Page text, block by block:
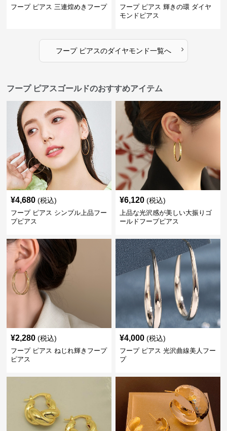
フープ ピアス 三連煌めきフープ
フープ ピアス 輝きの環 ダイヤ
モンドピアス
フープ ピアスのダイヤモンド一覧へ ›
フープ ピアスゴールドのおすすめアイテム
¥4,680 (税込)
フープ ピアス シンプル上品フー
プピアス
¥6,120 (税込)
上品な光沢感が美しい大振りゴ
ールドフープピアス
¥2,280 (税込)
フープ ピアス ねじれ輝きフープ
ピアス
¥4,000 (税込)
フープ ピアス 光沢曲線美人フー
プ